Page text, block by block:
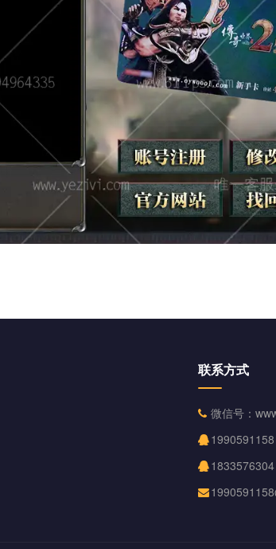
联系方式
微信号：
1990591158
1833576304